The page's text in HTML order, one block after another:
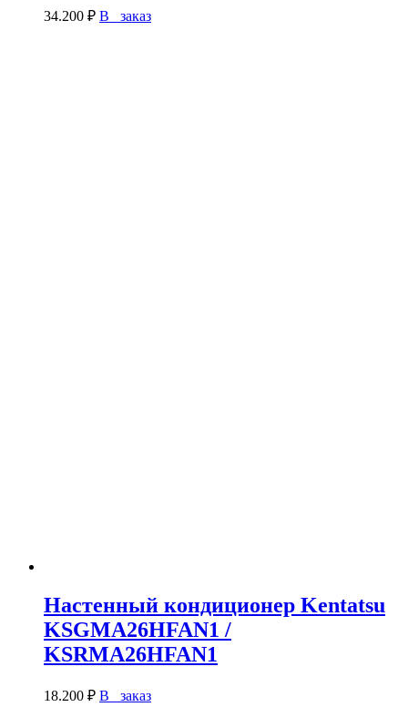
34.200 ₽ В заказ
Настенный кондиционер Kentatsu
KSGMA26HFAN1 /
KSRMA26HFAN1
18.200 ₽ В заказ